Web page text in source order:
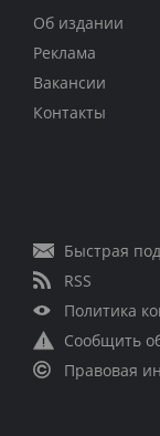
Об издании
Реклама
Вакансии
Контакты
Быстрая
RSS
Политика
Сообщить
Правовая